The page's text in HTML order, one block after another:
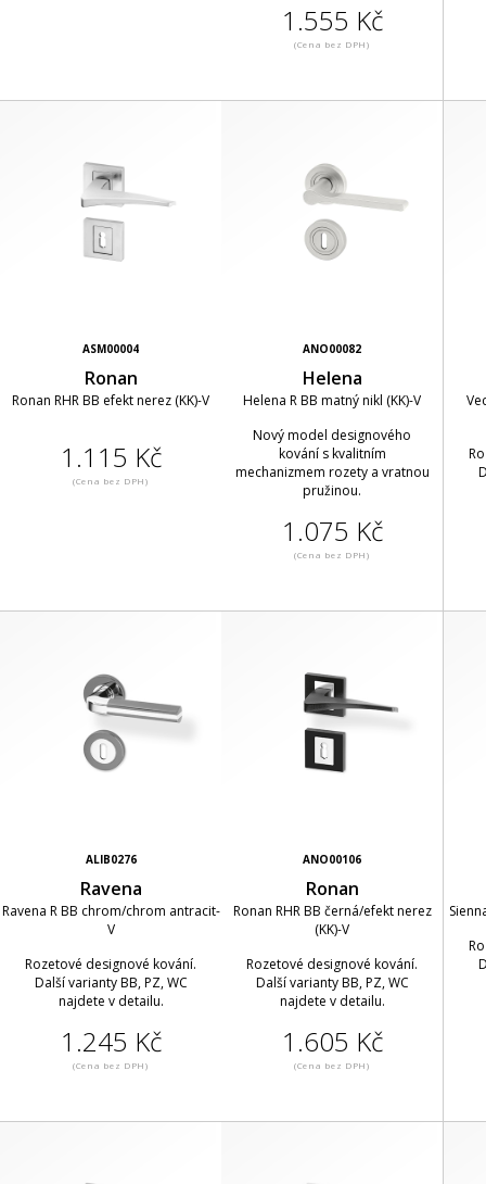
1.555 Kč
(Cena bez DPH)
ASM00004
Ronan
Ronan RHR BB efekt nerez (KK)-V
1.115 Kč
(Cena bez DPH)
ANO00082
Helena
Helena R BB matný nikl (KK)-V
Nový model designového
kování s kvalitním
mechanizmem rozety a vratnou
pružinou.
1.075 Kč
(Cena bez DPH)
ALIB0276
Ravena
Ravena R BB chrom/chrom antracit-
V
Rozetové designové kování.
Další varianty BB, PZ, WC
najdete v detailu.
1.245 Kč
(Cena bez DPH)
ANO00106
Ronan
Ronan RHR BB černá/efekt nerez
(KK)-V
Rozetové designové kování.
Další varianty BB, PZ, WC
najdete v detailu.
1.605 Kč
(Cena bez DPH)